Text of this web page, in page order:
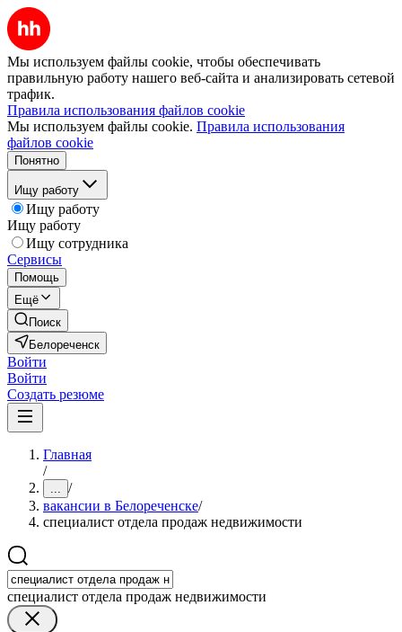
Мы используем файлы cookie, чтобы обеспечивать
правильную работу нашего веб-сайта и анализировать сетевой
трафик.
Правила использования файлов cookie
Мы используем файлы cookie. Правила использования
файлов cookie
Понятно
Ищу работу
Ищу работу
Ищу работу
Ищу сотрудника
Сервисы
Помощь
Ещё
Поиск
Белореченск
Войти
Войти
Создать резюме
Главная
/
... /
вакансии в Белореченске/
специалист отдела продаж недвижимости
специалист отдела продаж недвижимости